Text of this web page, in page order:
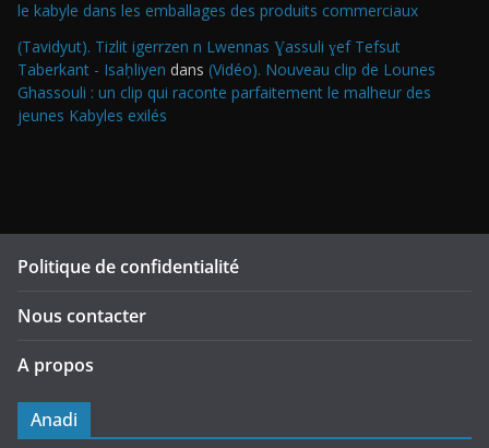
le kabyle dans les emballages des produits commerciaux
(Tavidyut). Tizlit igerrzen n Lwennas Ɣassuli ɣef Tefsut
Taberkant - Isaḥliyen dans (Vidéo). Nouveau clip de Lounes
Ghassouli : un clip qui raconte parfaitement le malheur des
jeunes Kabyles exilés
Politique de confidentialité
Nous contacter
A propos
Anadi